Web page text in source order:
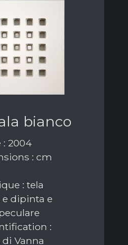
bianco
: 2004
: cm
: tela
dipinta e
:
Vanna